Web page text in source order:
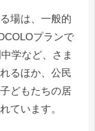
場は、一般的
プランで
学など、さま
るほか、公民
どもたちの居
ています。